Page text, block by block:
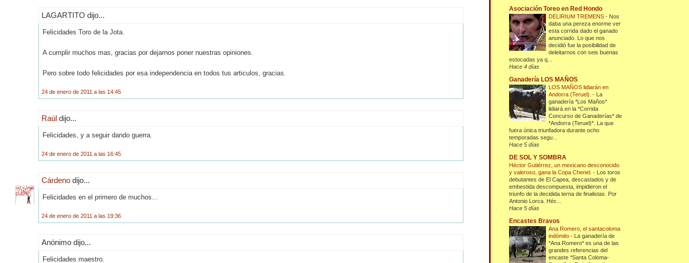
LAGARTITO dijo...
Felicidades Toro de la Jota.
A cumplir muchos mas, gracias por dejarnos poner nuestras opiniones.
Pero sobre todo felicidades por esa independencia en todos tus articulos, gracias.
24 de enero de 2011 a las 14:45
Raúl dijo...
Felicidades, y a seguir dando guerra.
24 de enero de 2011 a las 16:45
Cárdeno dijo...
Felicidades en el primero de muchos...
24 de enero de 2011 a las 19:36
Anónimo dijo...
Felicidades maestro.
Asociación Toreo en Red Hondo
DELIRIUM TREMENS- Nos
daba una pereza enorme ver
esta corrida dado el ganado
anunciado. Lo que nos
decidió fue la posibilidad de
deleitarnos con seis buenas
estocadas ya q...
Hace 4 días
Ganadería LOS MAÑOS
LOS MAÑOS lidiarán en
Andorra (Teruel).- La
ganadería *Los Maños*
lidiará en la *Corrida
Concurso de Ganaderías* de
*Andorra (Teruel)*. La que
fuera única triunfadora durante ocho
temporadas segu...
Hace 5 días
DE SOL Y SOMBRA
Héctor Gutiérrez, un mexicano desconocido
y valeroso, gana la Copa Chenel.- Los toros
debutantes de El Capea, descastados y de
embestida descompuesta, impidieron el
triunfo de la decidida terna de finalistas. Por
Antonio Lorca. Héc...
Hace 5 días
Encastes Bravos
Ana Romero, el santacoloma
indómito- La ganadería de
*Ana Romero* es una de las
grandes referencias del
encaste *Santa Coloma-